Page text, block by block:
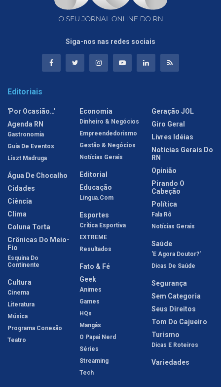
Siga-nos nas redes sociais
Editoriais
'Por Ocasião…'
Agenda RN
Gastronomia
Guia De Eventos
Liszt Madruga
Água De Chocalho
Cidades
Ciência
Clima
Coluna Torta
Crônicas Do Meio-
Fio
Esquina Do
Continente
Cultura
Cinema
Literatura
Música
Programa Conexão
Teatro
Economia
Dinheiro & Negócios
Empreendedorismo
Gestão & Negócios
Notícias Gerais
Editorial
Educação
Língua.com
Esportes
Crítica Esportiva
EXTREME
Resultados
Fato & Fé
Geek
Animes
Games
HQs
Mangás
O Papai Nerd
Séries
Streaming
Tech
Geração JOL
Giro Geral
Livres Idéias
Notícias Gerais Do
RN
Opinião
Pirando O
Cabeção
Política
Fala Rô
Notícias Gerais
Saúde
'E Agora Doutor?'
Dicas De Saúde
Segurança
Sem Categoria
Seus Direitos
Tom Do Cajueiro
Turismo
Dicas E Roteiros
Variedades